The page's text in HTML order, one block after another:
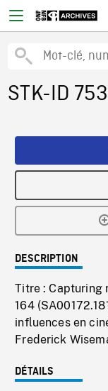
STK-ID
DESCRIPTION
Titre : Capturing
164
influences en
Frederick
DÉTAILS